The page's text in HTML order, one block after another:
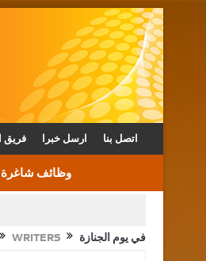
فريق ارسل خبرا اتصل بنا
وظائف شاغرة
WRITERS في يوم الجنازة